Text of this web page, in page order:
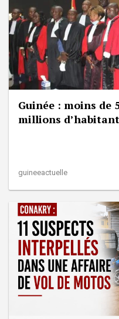
Guinée : moins de
millions
guineeactuelle